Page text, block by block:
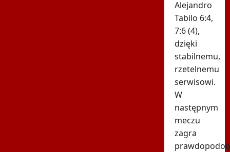
Alejandro
Tabilo 6:4,
7:6 (4),
dzięki
stabilnemu,
rzetelnemu
serwisowi.
W
następnym
meczu
zagra